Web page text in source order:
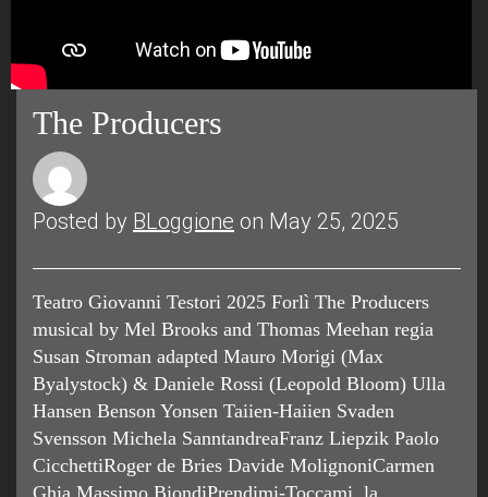
The Producers
Posted by BLoggione on May 25, 2025
Teatro Giovanni Testori 2025 Forlì The Producers
musical by Mel Brooks and Thomas Meehan regia
Susan Stroman adapted Mauro Morigi (Max
Byalystock) & Daniele Rossi (Leopold Bloom) Ulla
Hansen Benson Yonsen Taiien-Haiien Svaden
Svensson Michela SanntandreaFranz Liepzik Paolo
CicchettiRoger de Bries Davide MolignoniCarmen